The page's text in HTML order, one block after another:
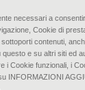
necessari a
Cookie di
contenuti,
e su altri siti ed
i Cookie funzionali, i
INFORMAZIONI